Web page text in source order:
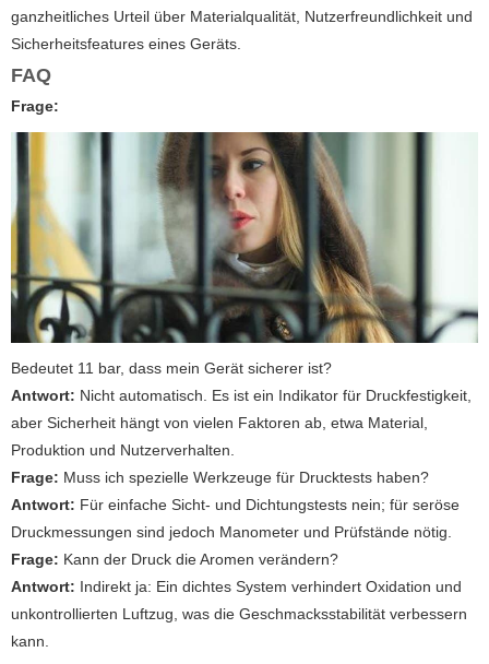
ganzheitliches Urteil über Materialqualität, Nutzerfreundlichkeit und
Sicherheitsfeatures eines Geräts.
FAQ
Frage:
Bedeutet 11 bar, dass mein Gerät sicherer ist?
Antwort: Nicht automatisch. Es ist ein Indikator für Druckfestigkeit,
aber Sicherheit hängt von vielen Faktoren ab, etwa Material,
Produktion und Nutzerverhalten.
Frage: Muss ich spezielle Werkzeuge für Drucktests haben?
Antwort: Für einfache Sicht- und Dichtungstests nein; für seröse
Druckmessungen sind jedoch Manometer und Prüfstände nötig.
Frage: Kann der Druck die Aromen verändern?
Antwort: Indirekt ja: Ein dichtes System verhindert Oxidation und
unkontrollierten Luftzug, was die Geschmacksstabilität verbessern
kann.